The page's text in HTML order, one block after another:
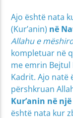
Ajo është nata
(Kur’anin) në
Allahu e
kompletuar në
me emrin Bejtul
Kadrit. Ajo natë
përshkruan
Kur’anin në
është nata kur